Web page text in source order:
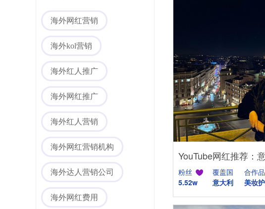
粉丝
5.52w
覆盖国
意大利
合作
美妆
海外社媒代运营
海外网红营销
海外kol营销
海外红人推广
海外网红推广
海外红人营销
海外网红营销机构
海外达人营销公司
海外网红费用